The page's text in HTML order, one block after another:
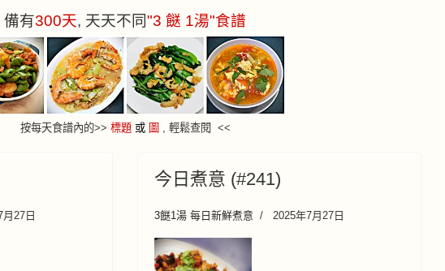
備有300天, 天天不同"3 餸 1湯"食譜
按每天食譜內的>> 標題 或圖 , 輕鬆查閱 <<
27日
今日煮意 (#241)
3餸1湯 每日新鮮煮意 2025年7月27日